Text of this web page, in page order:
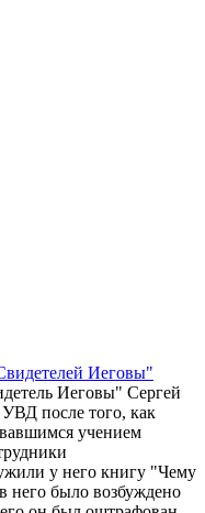
Иеговы"
Иеговы" Сергей
после того, как
учением
у него книгу "Чему
него было возбуждено